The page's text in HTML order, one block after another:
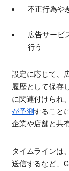
不正行為や
広告サービ
行う
設定に応じて、
履歴として保存
に関連付けられ
が予測すること
企業や店舗と共
タイムラインは
送信するなど、